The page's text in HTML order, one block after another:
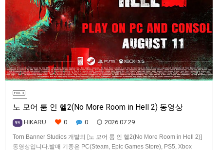
노 모어 룸 인 헬2(No More Room in Hell 2) 동영상
99 HIKARU 0 0 2026.07.29
Torn Banner Studios 개발의 [노 모어 룸 인 헬2(No More Room in Hell 2)]
동영상입니다.발매 기종은 PC(Steam, Epic Games Store), PS5, Xbox